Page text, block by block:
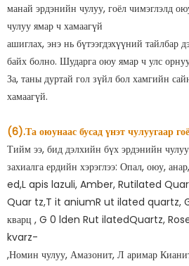
манай эрдэнийн чулуу, гоёл чимэглэлд
чулуу ямар ч хамаагүй
ашиглах, энэ нь бүтээгдэхүүний тайлбар
байх болно. Шударга оюу ямар ч улс
За, таны дуртай гол зүйл бол хамгийн
хамаагүй.
(6).Та оюунаас бусад үнэт чулуугаар
Тийм ээ, бид дэлхийн бүх эрдэнийн
захиалга ердийн хэрэглээ: Опал, оюу,
ed,L apis lazuli, Amber, Rutilated
Quar tz,T it aniumR ut ilated quartz,
кварц , G 0 lden Rut ilatedQuartz,
kvarz-
,Номин чулуу, Амазонит, Л аримар